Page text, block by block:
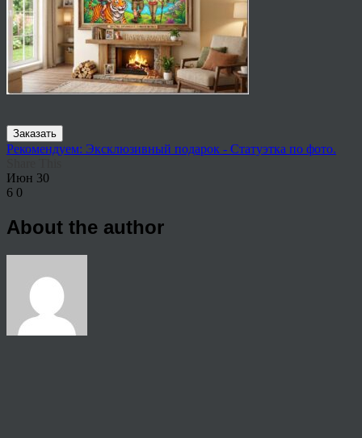
Заказать
Рекомендуем: Эксклюзивный подарок - Статуэтка по фото.
Июн 30
6 0
About the author